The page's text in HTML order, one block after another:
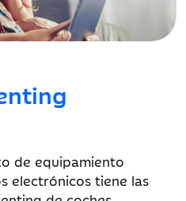
de equipamiento
electrónicos tiene las